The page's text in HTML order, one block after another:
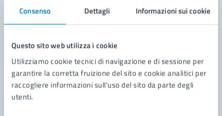
Consenso Dettagli Informazioni sui cookie
Questo sito web utilizza i cookie
Utilizziamo cookie tecnici di navigazione e di sessione per
garantire la corretta fruizione del sito e cookie analitici per
raccogliere informazioni sull'uso del sito da parte degli
utenti.
Contatta il comune
Richiedi assistenza
Prenota appuntamento
Problemi in città